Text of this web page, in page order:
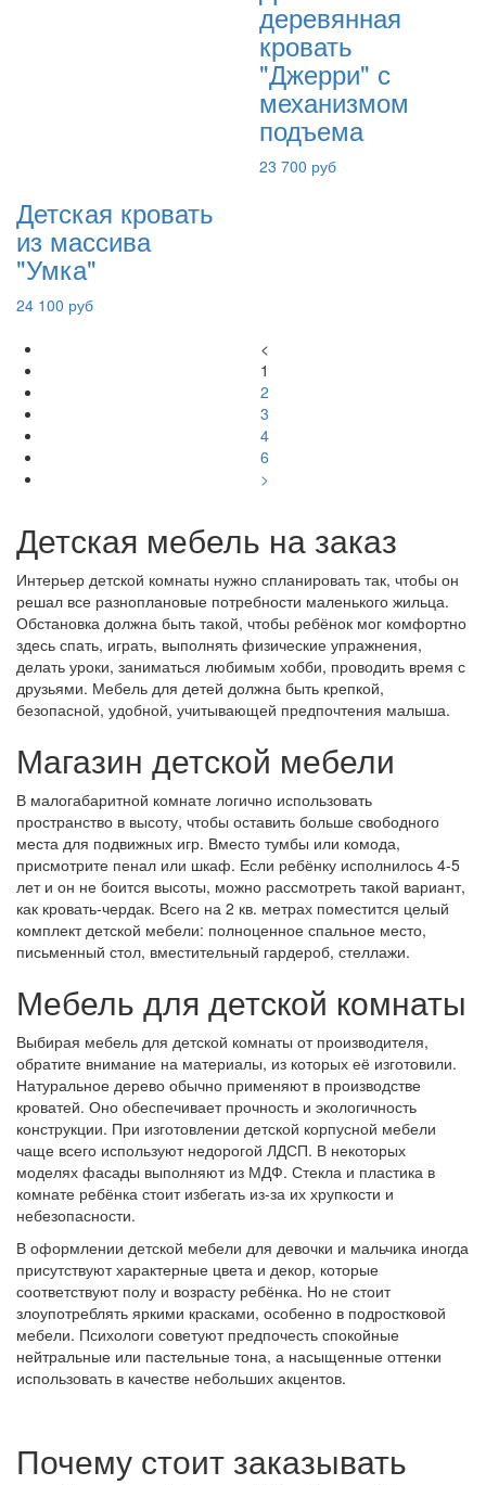
деревянная
кровать
"Джерри" с
механизмом
подъема
23 700 руб
Детская кровать
из массива
"Умка"
24 100 руб
<
1
2
3
4
6
>
Детская мебель на заказ
Интерьер детской комнаты нужно спланировать так, чтобы он
решал все разноплановые потребности маленького жильца.
Обстановка должна быть такой, чтобы ребёнок мог комфортно
здесь спать, играть, выполнять физические упражнения,
делать уроки, заниматься любимым хобби, проводить время с
друзьями. Мебель для детей должна быть крепкой,
безопасной, удобной, учитывающей предпочтения малыша.
Магазин детской мебели
В малогабаритной комнате логично использовать
пространство в высоту, чтобы оставить больше свободного
места для подвижных игр. Вместо тумбы или комода,
присмотрите пенал или шкаф. Если ребёнку исполнилось 4-5
лет и он не боится высоты, можно рассмотреть такой вариант,
как кровать-чердак. Всего на 2 кв. метрах поместится целый
комплект детской мебели: полноценное спальное место,
письменный стол, вместительный гардероб, стеллажи.
Мебель для детской комнаты
Выбирая мебель для детской комнаты от производителя,
обратите внимание на материалы, из которых её изготовили.
Натуральное дерево обычно применяют в производстве
кроватей. Оно обеспечивает прочность и экологичность
конструкции. При изготовлении детской корпусной мебели
чаще всего используют недорогой ЛДСП. В некоторых
моделях фасады выполняют из МДФ. Стекла и пластика в
комнате ребёнка стоит избегать из-за их хрупкости и
небезопасности.
В оформлении детской мебели для девочки и мальчика иногда
присутствуют характерные цвета и декор, которые
соответствуют полу и возрасту ребёнка. Но не стоит
злоупотреблять яркими красками, особенно в подростковой
мебели. Психологи советуют предпочесть спокойные
нейтральные или пастельные тона, а насыщенные оттенки
использовать в качестве небольших акцентов.
Почему стоит заказывать